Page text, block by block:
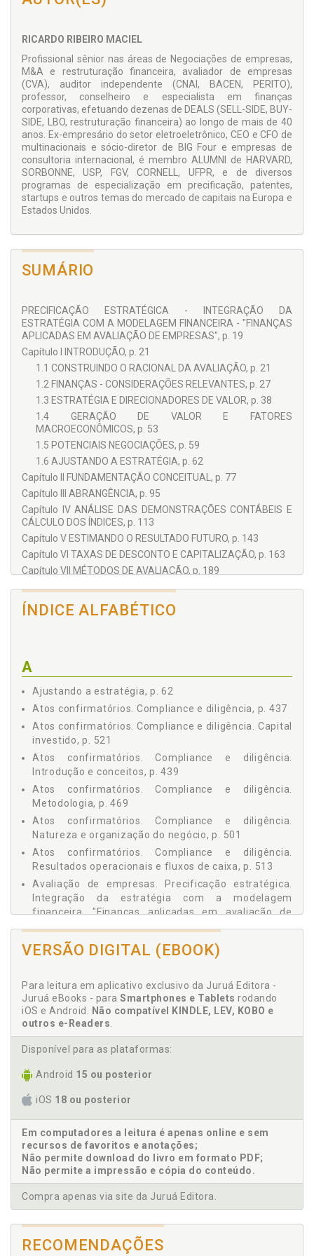
Este livro é direcionado a uma ampla gama de profissionais,
CFOs, COOs, analistas, avaliadores, auditores, agentes de
aprofundar seu entendimento sobre as etapas e aspectos
essenciais em transações de captação e investimento. Além
disso, serve como uma valiosa ferramenta para
pesquisadores e estudantes interessados em expandir seus
conhecimentos sobre o tema.
RICARDO RIBEIRO MACIEL
Profissional sênior nas áreas de Negociações de empresas,
M&A e restruturação financeira, avaliador de empresas
(CVA), auditor independente (CNAI, BACEN, PERITO),
professor, conselheiro e especialista em finanças
corporativas, efetuando dezenas de DEALS (SELL-SIDE, BUY-
SIDE, LBO, restruturação financeira) ao longo de mais de 40
anos. Ex-empresário do setor eletroeletrônico, CEO e CFO de
multinacionais e sócio-diretor de BIG Four e empresas de
consultoria internacional, é membro ALUMNI de HARVARD,
SORBONNE, USP, FGV, CORNELL, UFPR, e de diversos
programas de especialização em precificação, patentes,
startups e outros temas do mercado de capitais na Europa e
Estados Unidos.
SUMÁRIO
PRECIFICAÇÃO ESTRATÉGICA - INTEGRAÇÃO DA
ESTRATÉGIA COM A MODELAGEM FINANCEIRA - "FINANÇAS
APLICADAS EM AVALIAÇÃO DE EMPRESAS", p. 19
Capítulo I INTRODUÇÃO, p. 21
1.1 CONSTRUINDO O RACIONAL DA AVALIAÇÃO, p. 21
1.2 FINANÇAS - CONSIDERAÇÕES RELEVANTES, p. 27
1.3 ESTRATÉGIA E DIRECIONADORES DE VALOR, p. 38
1.4 GERAÇÃO DE VALOR E FATORES
MACROECONÔMICOS, p. 53
1.5 POTENCIAIS NEGOCIAÇÕES, p. 59
1.6 AJUSTANDO A ESTRATÉGIA, p. 62
Capítulo II FUNDAMENTAÇÃO CONCEITUAL, p. 77
Capítulo III ABRANGÊNCIA, p. 95
Capítulo IV ANÁLISE DAS DEMONSTRAÇÕES CONTÁBEIS E
CÁLCULO DOS ÍNDICES, p. 113
Capítulo V ESTIMANDO O RESULTADO FUTURO, p. 143
Capítulo VI TAXAS DE DESCONTO E CAPITALIZAÇÃO, p. 163
Capítulo VII MÉTODOS DE AVALIAÇÃO, p. 189
Capítulo VIII EMPRESAS NO MIDDLE MARKET & STARTUPS E
INVESTIDORES, p. 283
Capítulo IX RELATÓRIO ECONÔMICO E FINANCEIRO, p. 311
Capítulo I INTRODUÇÃO E CONCEITOS, p. 339
Capítulo II PROCESSO DE M&A, p. 379
Capítulo III CONSIDERAÇÕES LEGAIS E REGULATÓRIAS, p.
401
Capítulo IV TÁTICAS CONTRA AQUISIÇÕES HOSTIS E
GOVERNANÇA, p. 415
Capítulo V ASPECTOS LEGAIS E PREPARAÇÃO DOS
CONTRATOS, p. 427
ATOS CONFIRMATÓRIOS - COMPLIANCE E DILIGÊNCIA, p. 437
Capítulo I INTRODUÇÃO E CONCEITOS, p. 439
Capítulo II METODOLOGIA, p. 469
Capítulo III NATUREZA E ORGANIZAÇÃO DO NEGÓCIO, p. 501
Capítulo IV RESULTADOS OPERACIONAIS E FLUXOS DE
CAIXA, p. 513
Capítulo V CAPITAL INVESTIDO, p. 521
CONTABILIDADE SOCIETÁRIA - IFRS e CPC, p. 531
REFERÊNCIAS, p. 653
ÍNDICE ALFABÉTICO
A
Ajustando a estratégia, p. 62
Atos confirmatórios. Compliance e diligência, p. 437
Atos confirmatórios. Compliance e diligência. Capital
investido, p. 521
Atos confirmatórios. Compliance e diligência.
Introdução e conceitos, p. 439
Atos confirmatórios. Compliance e diligência.
Metodologia, p. 469
Atos confirmatórios. Compliance e diligência.
Natureza e organização do negócio, p. 501
Atos confirmatórios. Compliance e diligência.
Resultados operacionais e fluxos de caixa, p. 513
Avaliação de empresas. Precificação estratégica.
Integração da estratégia com a modelagem
financeira. "Finanças aplicadas em avaliação de
empresas", p. 19
Avaliação. Abrangência, p. 95
Avaliação. Análise das demonstrações contábeis e
Avaliação. Construindo o racional da avaliação, p. 21
Avaliação. Fundamentação conceitual, p. 77
Avaliação. Glossário praticado em avaliação, p. 325
Avaliação. Métodos de avaliação, p. 189
C
Cálculo de índice. Análise das demonstrações
Capitalização. Taxas de desconto e capitalização, p.
163
Compliance. Atos confirmatórios. Compliance e
diligência, p. 437
Construindo o racional da avaliação, p. 21
VERSÃO DIGITAL (EBOOK)
Para leitura em aplicativo exclusivo da Juruá Editora -
Juruá eBooks - para Smartphones e Tablets rodando
iOS e Android. Não compatível KINDLE, LEV, KOBO e
outros e-Readers.
Disponível para as plataformas:
Android 15 ou posterior
iOS 18 ou posterior
Em computadores a leitura é apenas online e sem
recursos de favoritos e anotações;
Não permite download do livro em formato PDF;
Não permite a impressão e cópia do conteúdo.
Compra apenas via site da Juruá Editora.
RECOMENDAÇÕES